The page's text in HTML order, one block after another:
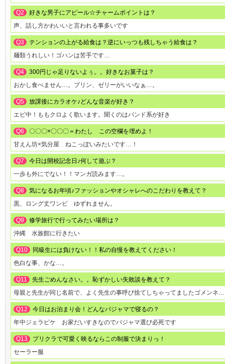
Q2
好きな男子にアピール☆チャームポイントは？
声、話し方かわいいと言われる事多いです
Q3
テンションの上がる給食は？逆にいっつも残しちゃう給食は？
麺類うれしい！ゴハンは苦手です…
Q4
300円じゃ足りないよぅ。。好きなお菓子は？
おかし食べません…。プリン、ゼリーがいいなぁ…。
Q5
放課後にカラオケ♪どんな音楽が好き？
エビ中！ももクロよく歌います。聞くのはバンド系が好き
Q6
〇〇〇×〇〇〇＝わたし この空欄を埋めよ！
甘えん坊×気分屋 ねこっぽいみたいです…！
Q7
今日は開校記念日♪何して遊ぶ？
一歩も外にでない！！マンガ読みます…。
Q8
気になるお年頃♪ファッションやオシャレへのこだわりを教えて？
黒、ロング丈ワンピ ゆずれません。
Q9
修学旅行で行ってみたい場所は？
沖縄 水族館に行きたい
Q10
同級生には負けない！！私の自慢を教えてください！
色白な事、かな…。
Q11
先生ごめんなさい。。恥ずかしい失敗談を教えて？
母親と先生が同じ名前で、よく先生の事呼び捨てしちゃってましたゴメンネ
Q12
今日はお泊まり会！どんなパジャマで寝るの？
年中ジェラピケ お家だいすきなのでパジャマ選び必死です
Q13
プリクラで可愛く映るならこの制服で決まりっ！
セーラー服